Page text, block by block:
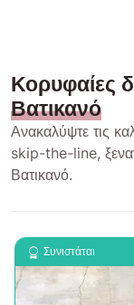
Κορυφαίες
Βατικανό
Ανακαλύψτε τις
skip-the-line,
Βατικανό.
Συνιστάται